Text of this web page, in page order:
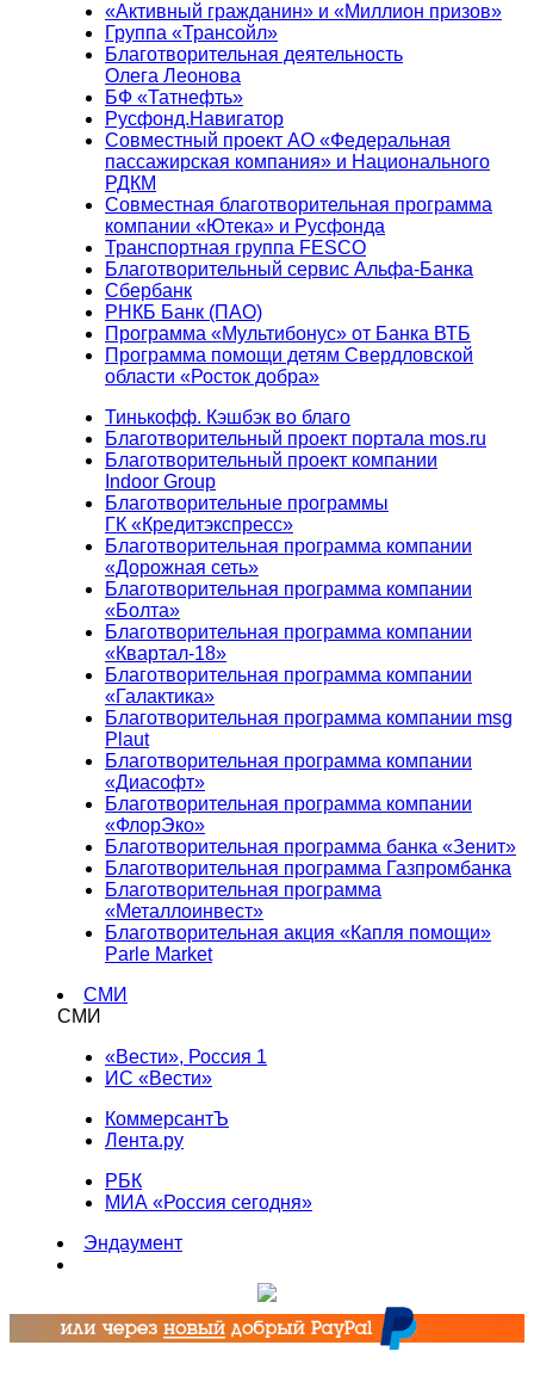
«Активный гражданин» и «Миллион призов»
Группа «Трансойл»
Благотворительная деятельность
Олега Леонова
БФ «Татнефть»
Русфонд.Навигатор
Совместный проект АО «Федеральная
пассажирская компания» и Национального
РДКМ
Совместная благотворительная программа
компании «Ютека» и Русфонда
Транспортная группа FESCO
Благотворительный сервис Альфа-Банка
Сбербанк
РНКБ Банк (ПАО)
Программа «Мультибонус» от Банка ВТБ
Программа помощи детям Свердловской
области «Росток добра»
Тинькофф. Кэшбэк во благо
Благотворительный проект портала mos.ru
Благотворительный проект компании
Indoor Group
Благотворительные программы
ГК «Кредитэкспресс»
Благотворительная программа компании
«Дорожная сеть»
Благотворительная программа компании
«Болта»
Благотворительная программа компании
«Квартал-18»
Благотворительная программа компании
«Галактика»
Благотворительная программа компании msg
Plaut
Благотворительная программа компании
«Диасофт»
Благотворительная программа компании
«ФлорЭко»
Благотворительная программа банка «Зенит»
Благотворительная программа Газпромбанка
Благотворительная программа
«Металлоинвест»
Благотворительная акция «Капля помощи»
Parle Market
СМИ
СМИ
«Вести», Россия 1
ИС «Вести»
КоммерсантЪ
Лента.ру
РБК
МИА «Россия сегодня»
Эндаумент